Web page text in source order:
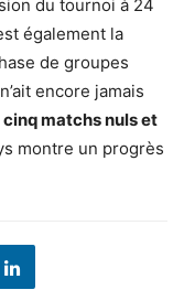
du tournoi à 24
également la
de groupes
encore jamais
cinq matchs nuls et
montre un progrès